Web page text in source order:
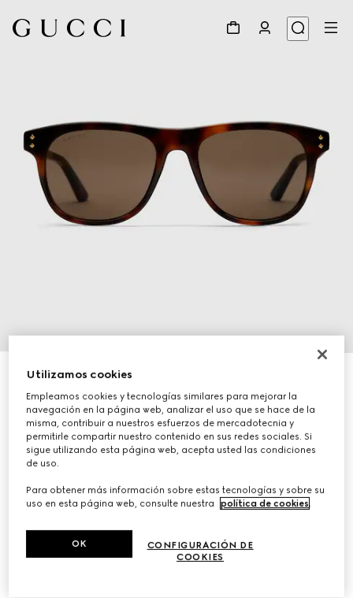
Gafas de sol cuadradas
€ 330
Variacionesmarrón
Utilizamos cookies
Empleamos cookies y tecnologías similares para mejorar la
navegación en la página web, analizar el uso que se hace de la
misma, contribuir a nuestros esfuerzos de mercadotecnia y
permitirle compartir nuestro contenido en sus redes sociales. Si
sigue utilizando esta página web, acepta usted las condiciones
de uso.
Para obtener más información sobre estas tecnologías y sobre su
uso en esta página web, consulte nuestra
política de cookies
CONFIGURACIÓN DE
COOKIES
OK